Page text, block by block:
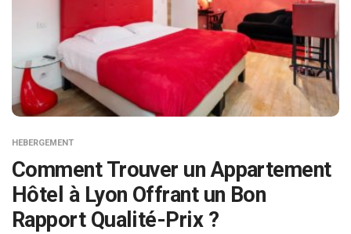
HEBERGEMENT
Comment Trouver un Appartement
Hôtel à Lyon Offrant un Bon
Rapport Qualité-Prix ?